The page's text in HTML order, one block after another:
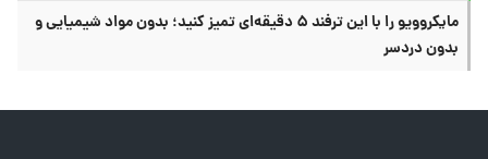
مایکروویو را با این ترفند ۵ دقیقه‌ای تمیز کنید؛ بدون مواد شیمیایی و
بدون دردسر